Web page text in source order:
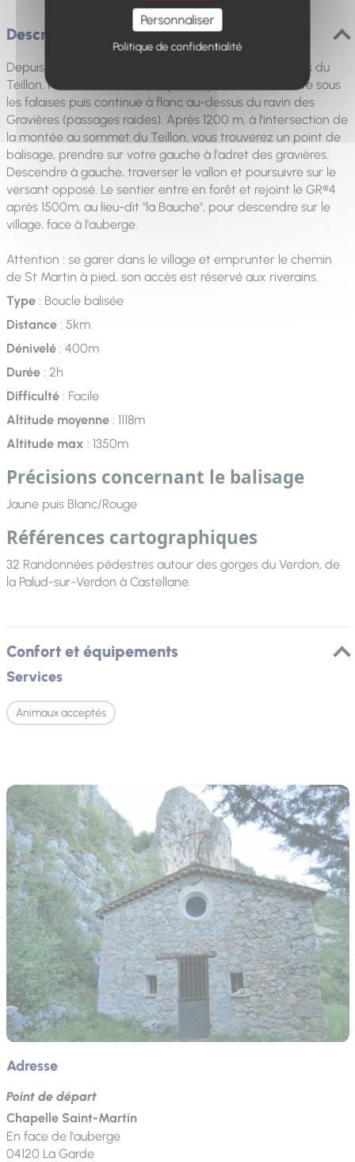
Description
Depuis La Garde, l'itinéraire monte dans les contreforts du
Teillon. Poursuivre le sentier, qui oblique à droite, monte sous
les falaises puis continue à flanc au-dessus du ravin des
Gravières (passages raides). Après 1200 m, à l'intersection de
la montée au sommet du Teillon, vous trouverez un point de
balisage, prendre sur votre gauche à l'adret des gravières.
Descendre à gauche, traverser le vallon et poursuivre sur le
versant opposé. Le sentier entre en forêt et rejoint le GR®4
après 1500m, au lieu-dit "la Bauche", pour descendre sur le
village, face à l'auberge.
Attention : se garer dans le village et emprunter le chemin
de St Martin à pied, son accès est réservé aux riverains.
Type: Boucle balisée
Distance: 5km
Dénivelé: 400m
Durée: 2h
Difficulté: Facile
Altitude moyenne: 1118m
Altitude max : 1350m
Précisions concernant le balisage
Jaune puis Blanc/Rouge
Références cartographiques
32 Randonnées pédestres autour des gorges du Verdon, de
la Palud-sur-Verdon à Castellane.
Confort et équipements
Services
Animaux acceptés
Adresse
Point de départ
Chapelle Saint-Martin
En face de l'auberge
04120 La Garde
Personnaliser
Politique de confidentialité